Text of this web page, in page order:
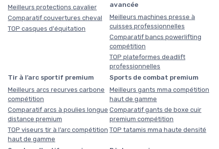
Meilleurs protections cavalier
Comparatif couvertures cheval
TOP casques d'équitation
avancée
Meilleurs machines presse à
cuisses professionnelles
Comparatif bancs powerlifting
compétition
TOP plateformes deadlift
professionnelles
Tir à l’arc sportif premium
Meilleurs arcs recurves carbone
compétition
Comparatif arcs à poulies longue
distance premium
TOP viseurs tir à l’arc compétition
haut de gamme
Sports de combat premium
Meilleurs gants mma compétition
haut de gamme
Comparatif gants de boxe cuir
premium compétition
TOP tatamis mma haute densité